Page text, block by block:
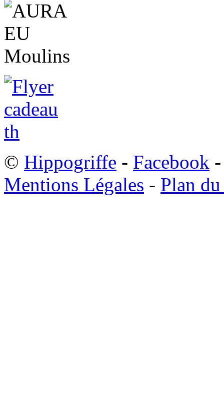
© Hippogriffe - Facebook
Mentions Légales - Plan